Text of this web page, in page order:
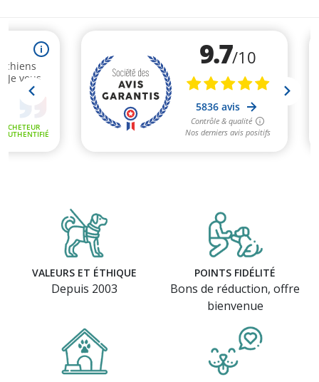
VALEURS ET ÉTHIQUE
Depuis 2003
POINTS FIDÉLITÉ
Bons de réduction, offre
bienvenue